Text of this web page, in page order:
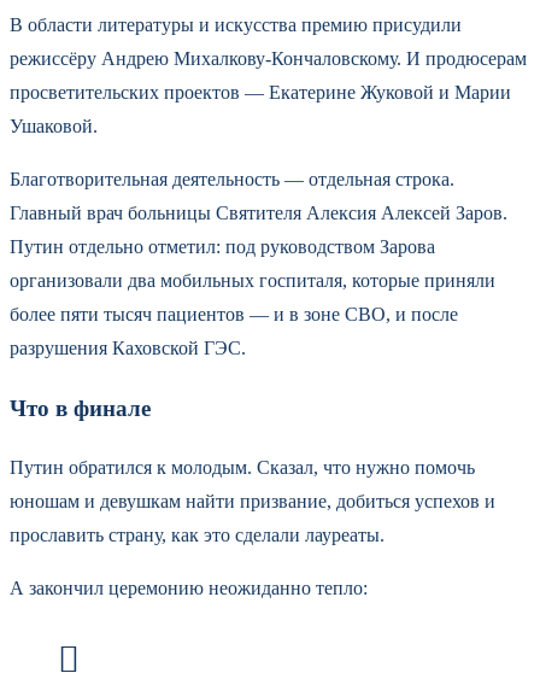
В области литературы и искусства премию присудили
режиссёру Андрею Михалкову-Кончаловскому. И продюсерам
просветительских проектов — Екатерине Жуковой и Марии
Ушаковой.
Благотворительная деятельность — отдельная строка.
Главный врач больницы Святителя Алексия Алексей Заров.
Путин отдельно отметил: под руководством Зарова
организовали два мобильных госпиталя, которые приняли
более пяти тысяч пациентов — и в зоне СВО, и после
разрушения Каховской ГЭС.
Что в финале
Путин обратился к молодым. Сказал, что нужно помочь
юношам и девушкам найти призвание, добиться успехов и
прославить страну, как это сделали лауреаты.
А закончил церемонию неожиданно тепло: